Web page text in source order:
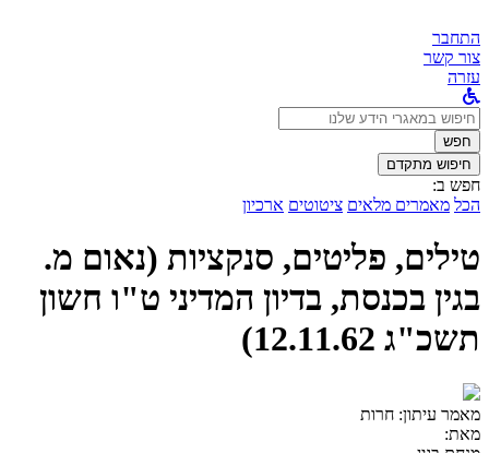
התחבר
צור קשר
עזרה
לחפש
ב:חפש
חיפוש מתקדם
חפש ב:
הכל מאמרים מלאים ציטוטים ארכיון
טילים, פליטים, סנקציות (נאום מ.
בגין בכנסת, בדיון המדיני ט"ו חשון
תשכ"ג 12.11.62)
מאמר עיתון: חרות
מאת: